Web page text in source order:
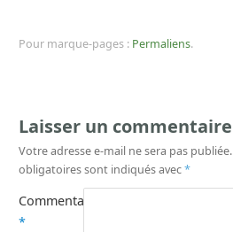
Pour marque-pages : Permaliens.
Laisser un commentaire
Votre adresse e-mail ne sera pas publiée.
obligatoires sont indiqués avec*
Commentaire
*